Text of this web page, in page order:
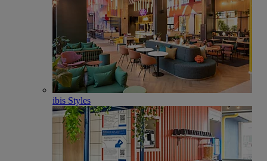
ibis Styles